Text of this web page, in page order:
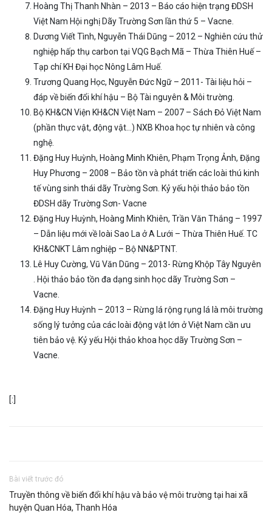
Hoàng Thị Thanh Nhàn – 2013 – Báo cáo hiện trạng ĐDSH
Việt Nam Hội nghị Dãy Trường Sơn lần thứ 5 – Vacne.
Dương Viết Tình, Nguyễn Thái Dũng – 2012 – Nghiên cứu thử
nghiệp hấp thụ carbon tại VQG Bạch Mã – Thừa Thiên Huế –
Tạp chí KH Đại học Nông Lâm Huế.
Trương Quang Học, Nguyễn Đức Ngữ – 2011- Tài liệu hỏi –
đáp về biến đổi khí hậu – Bộ Tài nguyên & Môi trường.
Bộ KH&CN Viện KH&CN Việt Nam – 2007 – Sách Đỏ Việt Nam
(phần thực vật, động vật…) NXB Khoa học tự nhiên và công
nghệ.
Đặng Huy Huỳnh, Hoàng Minh Khiên, Phạm Trọng Ảnh, Đặng
Huy Phương – 2008 – Bảo tồn và phát triển các loài thú kinh
tế vùng sinh thái dãy Trường Sơn. Kỷ yếu hội thảo bảo tồn
ĐDSH dãy Trường Sơn- Vacne
Đặng Huy Huỳnh, Hoàng Minh Khiên, Trần Văn Thắng – 1997
– Dẫn liệu mới về loài Sao La ở A Lưới – Thừa Thiên Huế. TC
KH&CNKT Lâm nghiệp – Bộ NN&PTNT.
Lê Huy Cường, Vũ Văn Dũng – 2013- Rừng Khộp Tây Nguyên
. Hội thảo bảo tồn đa dạng sinh học dãy Trường Sơn –
Vacne.
Đặng Huy Huỳnh – 2013 – Rừng lá rộng rụng lá là môi trường
sống lý tưởng của các loài động vật lớn ở Việt Nam cần ưu
tiên bảo vệ. Kỷ yếu Hội thảo khoa học dãy Trường Sơn –
Vacne.
[:]
Bài viết trước đó
Truyền thông về biến đổi khí hậu và bảo vệ môi trường tại hai xã
huyện Quan Hóa, Thanh Hóa